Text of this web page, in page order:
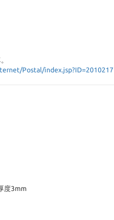
Postal/index.jsp?ID=2010217
度3mm